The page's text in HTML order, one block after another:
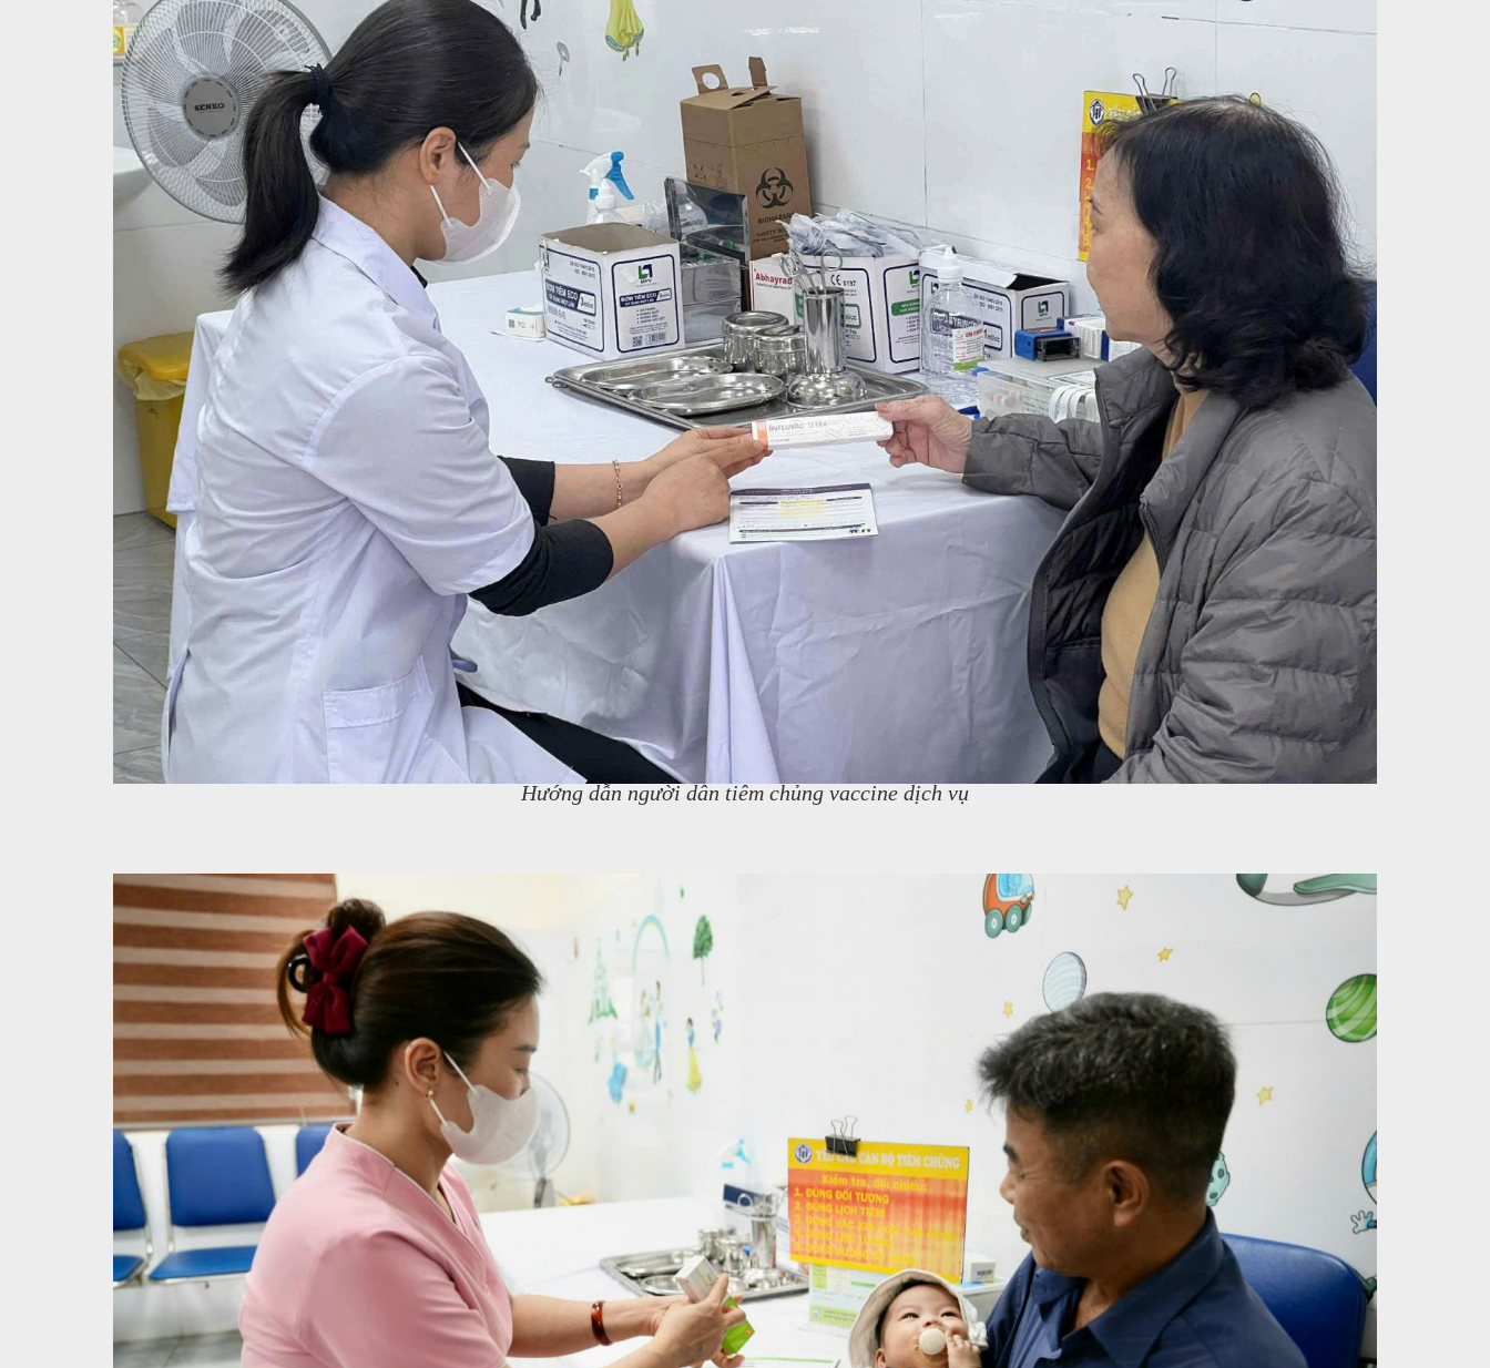
Khoa Sức khỏe sinh sản
Khoa Truyền thông, giáo dục sức khỏeTài liệu truyền thông
Khoa Ký sinh trùng – Côn trùng
Khoa Dược - Vật tư y tế
Khoa Xét nghiệm - Chẩn đoán hình ảnh -Thăm dò chức năng
Phòng khám đa khoa
Hướng dẫn người dân tiêm chủng vaccine dịch vụ